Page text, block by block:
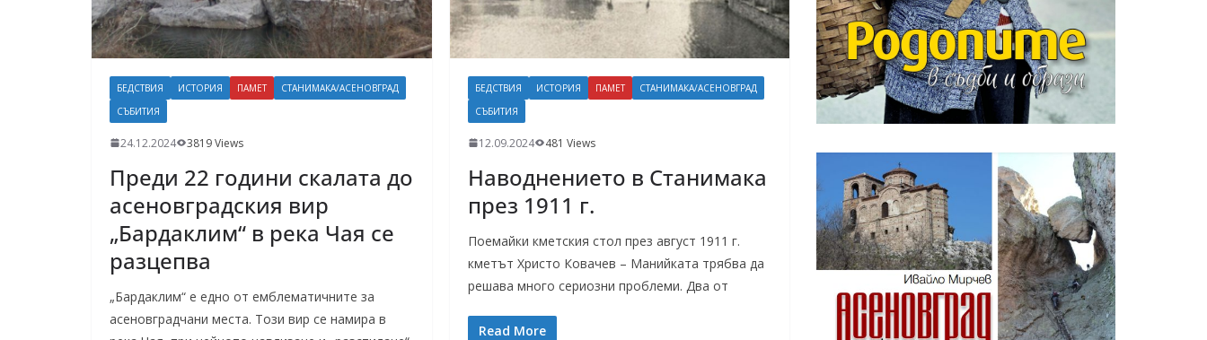
БЕДСТВИЯ ИСТОРИЯ ПАМЕТ
СТАНИМАКА/АСЕНОВГРАД
СЪБИТИЯ
24.12.2024 3819 Views
Преди 22 години скалата до
асеновградския вир
„Бардаклим“ в река Чая се
разцепва
„Бардаклим“ е едно от емблематичните за
асеновградчани места. Този вир се намира в
БЕДСТВИЯ ИСТОРИЯ ПАМЕТ
СТАНИМАКА/АСЕНОВГРАД
СЪБИТИЯ
12.09.2024 481 Views
Наводнението в Станимака
през 1911 г.
Поемайки кметския стол през август 1911 г.
кметът Христо Ковачев – Манийката трябва да
решава много сериозни проблеми. Два от
Read More